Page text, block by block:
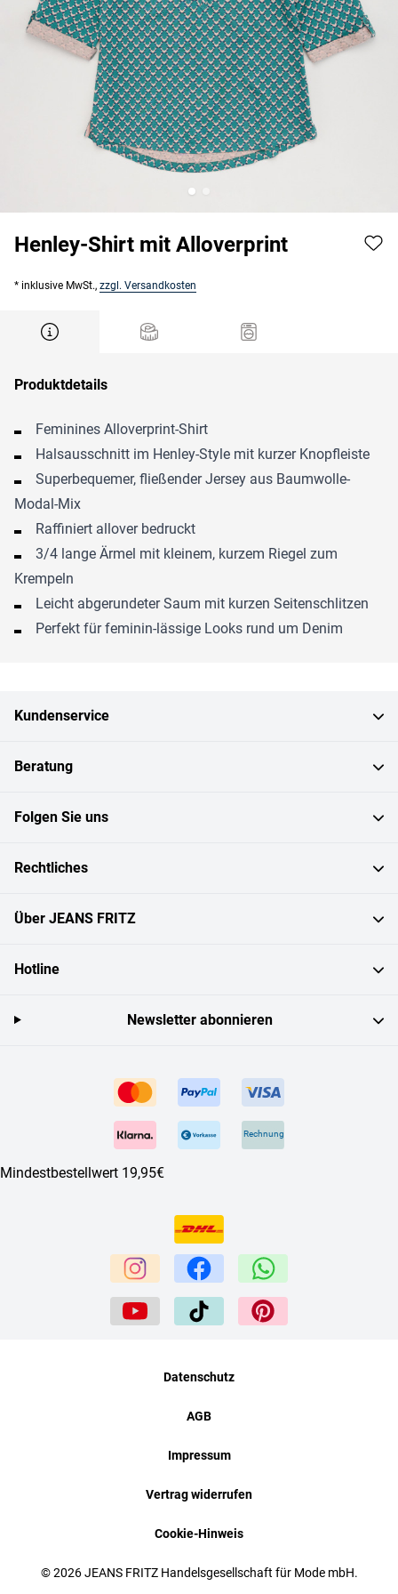
Henley-Shirt mit Alloverprint
* inklusive MwSt., zzgl. Versandkosten
Produktdetails
Feminines Alloverprint-Shirt
Halsausschnitt im Henley-Style mit kurzer Knopfleiste
Superbequemer, fließender Jersey aus Baumwolle-
Modal-Mix
Raffiniert allover bedruckt
3/4 lange Ärmel mit kleinem, kurzem Riegel zum
Krempeln
Leicht abgerundeter Saum mit kurzen Seitenschlitzen
Perfekt für feminin-lässige Looks rund um Denim
Kundenservice
Beratung
Folgen Sie uns
Rechtliches
Über JEANS FRITZ
Hotline
Rechnung
Mindestbestellwert 19,95€
Newsletter abonnieren
© 2026 JEANS FRITZ Handelsgesellschaft für Mode mbH.
Datenschutz
AGB
Impressum
Vertrag widerrufen
Cookie-Hinweis